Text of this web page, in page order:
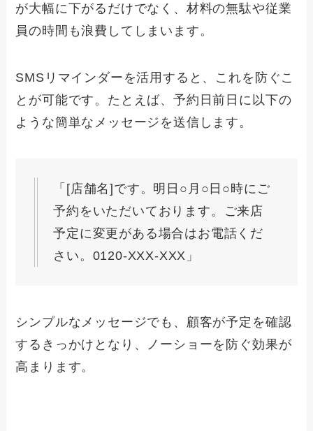
が大幅に下がるだけでなく、材料の無駄や従業
員の時間も浪費してしまいます。
SMSリマインダーを活用すると、これを防ぐこ
とが可能です。たとえば、予約日前日に以下の
ような簡単なメッセージを送信します。
「[店舗名]です。明日○月○日○時にご
予約をいただいております。ご来店
予定に変更がある場合はお電話くだ
さい。0120-XXX-XXX」
シンプルなメッセージでも、顧客が予定を確認
するきっかけとなり、ノーショーを防ぐ効果が
高まります。